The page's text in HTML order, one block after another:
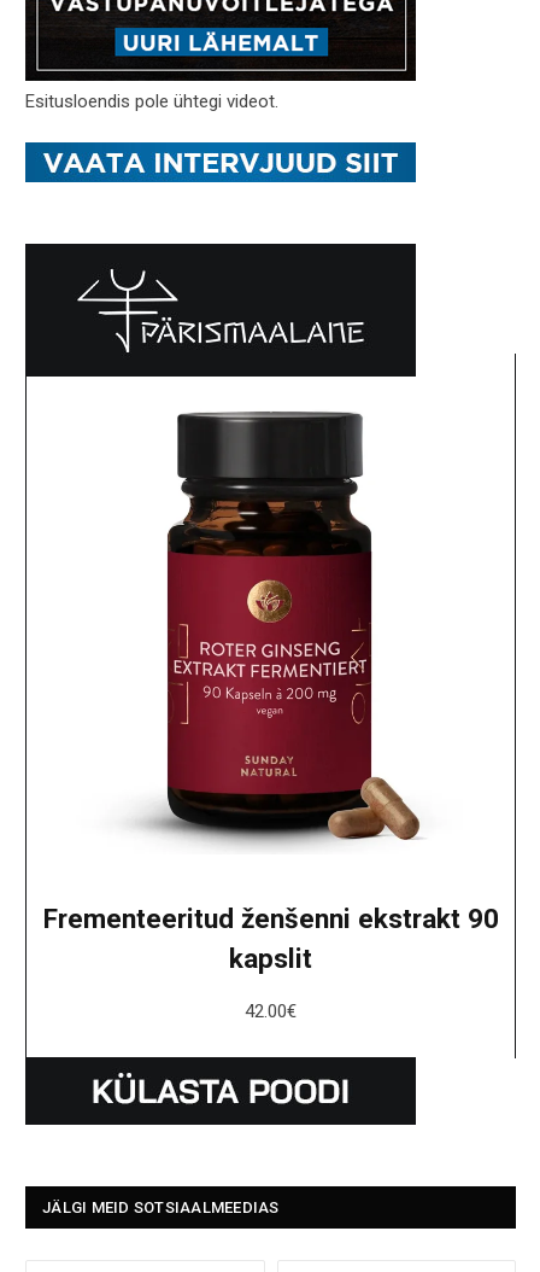
Esitusloendis pole ühtegi videot.
Frementeeritud ženšenni ekstrakt 90
kapslit
42.00€
JÄLGI MEID SOTSIAALMEEDIAS